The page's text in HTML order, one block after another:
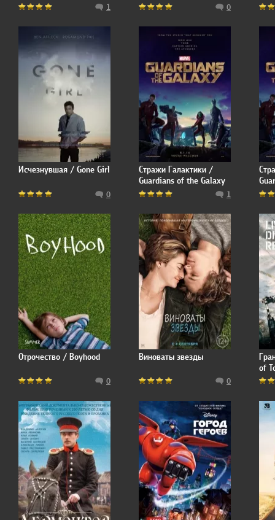
1 0
Исчезнувшая / Gone Girl
0
Стражи Галактики /
Guardians of the Galaxy
1
Отрочество / Boyhood
0
Виноваты звезды
0
of